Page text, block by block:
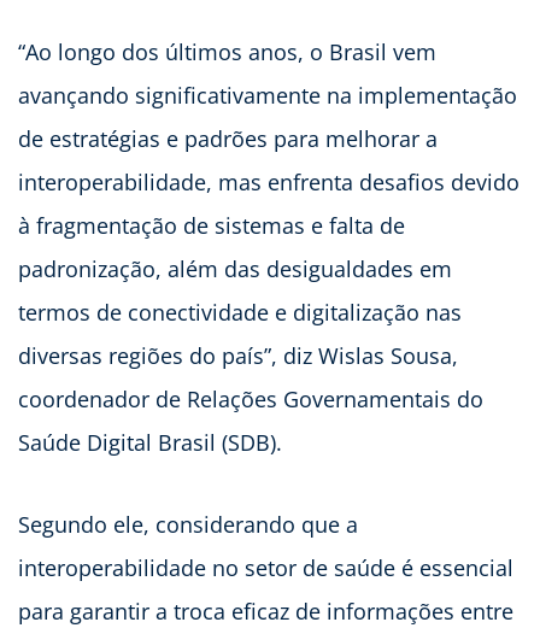
“Ao longo dos últimos anos, o Brasil vem
avançando significativamente na implementação
de estratégias e padrões para melhorar a
interoperabilidade, mas enfrenta desafios devido
à fragmentação de sistemas e falta de
padronização, além das desigualdades em
termos de conectividade e digitalização nas
diversas regiões do país”, diz Wislas Sousa,
coordenador de Relações Governamentais do
Saúde Digital Brasil (SDB).
Segundo ele, considerando que a
interoperabilidade no setor de saúde é essencial
para garantir a troca eficaz de informações entre